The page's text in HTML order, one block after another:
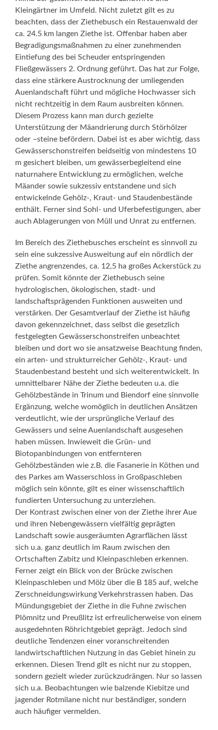
Kleingärtner im Umfeld. Nicht zuletzt gilt es zu
beachten, dass der Ziethebusch ein Restauenwald der
ca. 24.5 km langen Ziethe ist. Offenbar haben aber
Begradigungsmaßnahmen zu einer zunehmenden
Eintiefung des bei Scheuder entspringenden
Fließgewässers 2. Ordnung geführt. Das hat zur Folge,
dass eine stärkere Austrocknung der umliegenden
Auenlandschaft führt und mögliche Hochwasser sich
nicht rechtzeitig in dem Raum ausbreiten können.
Diesem Prozess kann man durch gezielte
Unterstützung der Mäandrierung durch Störhölzer
oder –steine befördern. Dabei ist es aber wichtig, dass
Gewässerschonstreifen beidseitig von mindestens 10
m gesichert bleiben, um gewässerbegleitend eine
naturnahere Entwicklung zu ermöglichen, welche
Mäander sowie sukzessiv entstandene und sich
entwickelnde Gehölz-, Kraut- und Staudenbestände
enthält. Ferner sind Sohl- und Uferbefestigungen, aber
auch Ablagerungen von Müll und Unrat zu entfernen.
Im Bereich des Ziethebusches erscheint es sinnvoll zu
sein eine sukzessive Ausweitung auf ein nördlich der
Ziethe angrenzendes, ca. 12,5 ha großes Ackerstück zu
prüfen. Somit könnte der Ziethebusch seine
hydrologischen, ökologischen, stadt- und
landschaftsprägenden Funktionen ausweiten und
verstärken. Der Gesamtverlauf der Ziethe ist häufig
davon gekennzeichnet, dass selbst die gesetzlich
festgelegten Gewässerschonstreifen unbeachtet
bleiben und dort wo sie ansatzweise Beachtung finden,
ein arten- und strukturreicher Gehölz-, Kraut- und
Staudenbestand besteht und sich weiterentwickelt. In
umnittelbarer Nähe der Ziethe bedeuten u.a. die
Gehölzbestände in Trinum und Biendorf eine sinnvolle
Ergänzung, welche womöglich in deutlichen Ansätzen
verdeutlicht, wie der ursprüngliche Verlauf des
Gewässers und seine Auenlandschaft ausgesehen
haben müssen. Inwieweit die Grün- und
Biotopanbindungen von entfernteren
Gehölzbeständen wie z.B. die Fasanerie in Köthen und
des Parkes am Wasserschloss in Großpaschleben
möglich sein könnte, gilt es einer wissenschaftlich
fundierten Untersuchung zu unterziehen.
Der Kontrast zwischen einer von der Ziethe ihrer Aue
und ihren Nebengewässern vielfältig geprägten
Landschaft sowie ausgeräumten Agrarflächen lässt
sich u.a. ganz deutlich im Raum zwischen den
Ortschaften Zabitz und Kleinpaschleben erkennen.
Ferner zeigt ein Blick von der Brücke zwischen
Kleinpaschleben und Mölz über die B 185 auf, welche
Zerschneidungswirkung Verkehrstrassen haben. Das
Mündungsgebiet der Ziethe in die Fuhne zwischen
Plömnitz und Preußlitz ist erfreulicherweise von einem
ausgedehnten Röhrichtgebiet geprägt. Jedoch sind
deutliche Tendenzen einer voranschreitenden
landwirtschaftlichen Nutzung in das Gebiet hinein zu
erkennen. Diesen Trend gilt es nicht nur zu stoppen,
sondern gezielt wieder zurückzudrängen. Nur so lassen
sich u.a. Beobachtungen wie balzende Kiebitze und
jagender Rotmilane nicht nur beständiger, sondern
auch häufiger vermelden.